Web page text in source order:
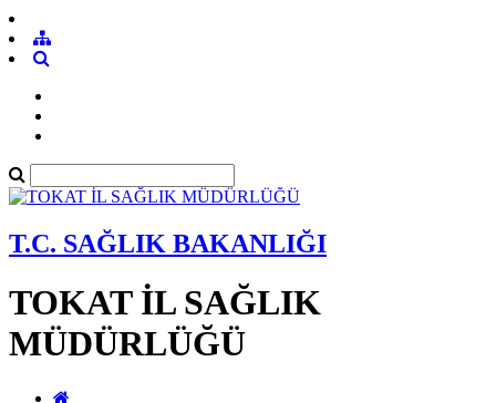
T.C. SAĞLIK BAKANLIĞI
TOKAT İL SAĞLIK
MÜDÜRLÜĞÜ